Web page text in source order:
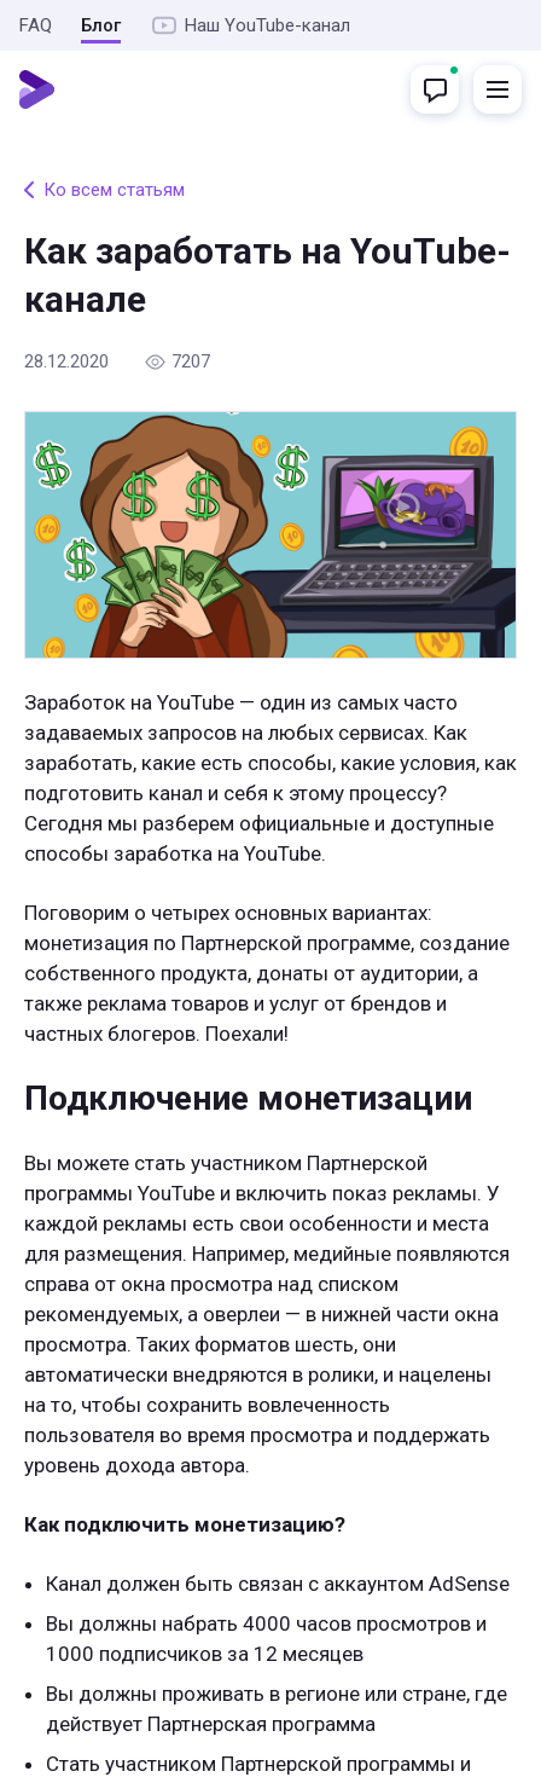
FAQ Блог Наш YouTube-канал
Ко всем статьям
Как заработать на YouTube-
канале
28.12.2020 7207
Заработок на YouTube — один из самых часто
задаваемых запросов на любых сервисах. Как
заработать, какие есть способы, какие условия, как
подготовить канал и себя к этому процессу?
Сегодня мы разберем официальные и доступные
способы заработка на YouTube.
Поговорим о четырех основных вариантах:
монетизация по Партнерской программе, создание
собственного продукта, донаты от аудитории, а
также реклама товаров и услуг от брендов и
частных блогеров. Поехали!
Подключение монетизации
Вы можете стать участником Партнерской
программы YouTube и включить показ рекламы. У
каждой рекламы есть свои особенности и места
для размещения. Например, медийные появляются
справа от окна просмотра над списком
рекомендуемых, а оверлеи — в нижней части окна
просмотра. Таких форматов шесть, они
автоматически внедряются в ролики, и нацелены
на то, чтобы сохранить вовлеченность
пользователя во время просмотра и поддержать
уровень дохода автора.
Как подключить монетизацию?
Канал должен быть связан с аккаунтом AdSense
Вы должны набрать 4000 часов просмотров и
1000 подписчиков за 12 месяцев
Вы должны проживать в регионе или стране, где
действует Партнерская программа
Стать участником Партнерской программы и